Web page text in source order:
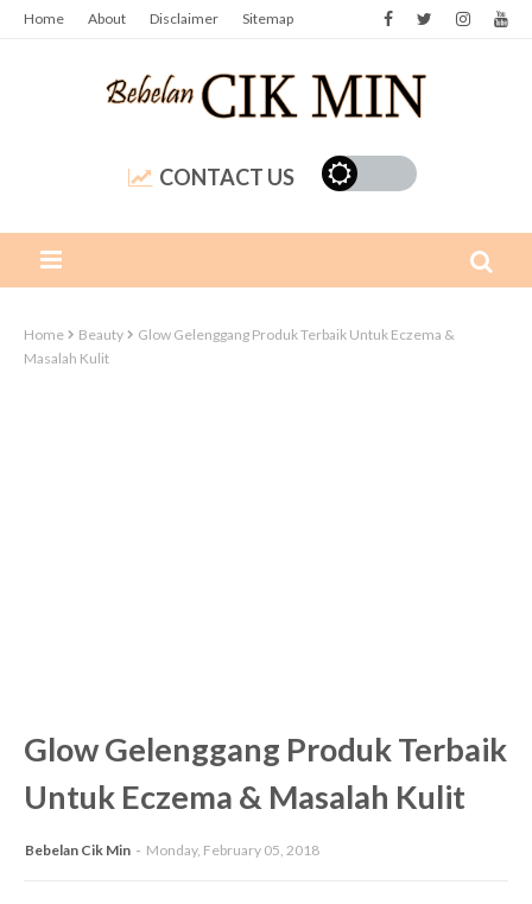
Home About Disclaimer Sitemap
CONTACT US
Home Beauty
Glow Gelenggang Produk Terbaik Untuk Eczema &
Masalah Kulit
Glow Gelenggang Produk Terbaik
Untuk Eczema & Masalah Kulit
Bebelan Cik Min Monday, February 05, 2018